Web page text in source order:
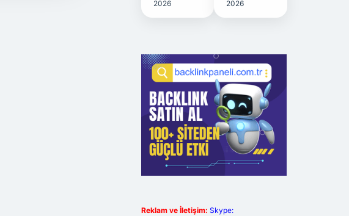
2026
2026
Reklam ve İletişim: Skype: